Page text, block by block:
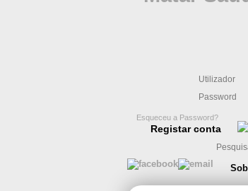
Esqueceu a Password?
Registar conta